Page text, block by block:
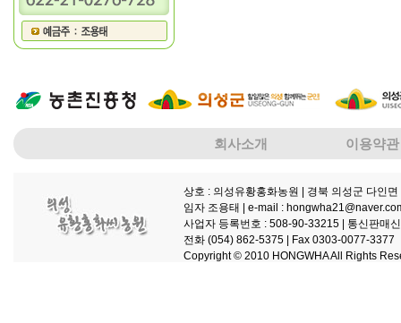
회사소개 이용약관
상호 : 의성유황홍화농원
| 경북 의성군 다인
임자 조용태 | e-mail :
사업자 등록번호 : 508-90-33215 | 통신판매
전화 (054) 862-5375 |
Fax 0303-0077-3377
Copyright © 2010 HONGWHA All Rights